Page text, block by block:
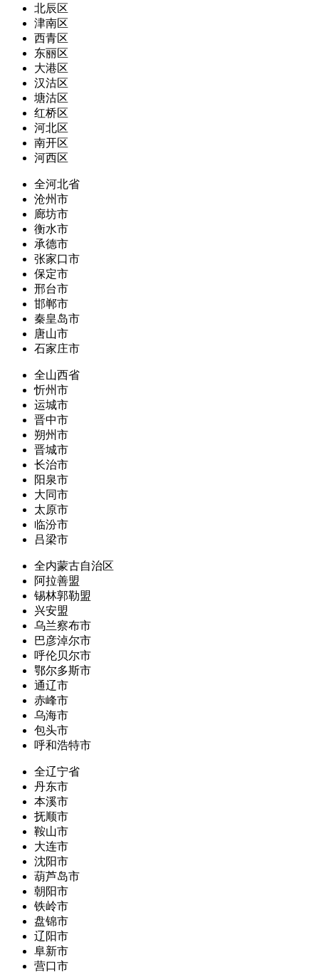
北辰区
津南区
西青区
东丽区
大港区
汉沽区
塘沽区
红桥区
河北区
南开区
河西区
全河北省
沧州市
廊坊市
衡水市
承德市
张家口市
保定市
邢台市
邯郸市
秦皇岛市
唐山市
石家庄市
全山西省
忻州市
运城市
晋中市
朔州市
晋城市
长治市
阳泉市
大同市
太原市
临汾市
吕梁市
全内蒙古自治区
阿拉善盟
锡林郭勒盟
兴安盟
乌兰察布市
巴彦淖尔市
呼伦贝尔市
鄂尔多斯市
通辽市
赤峰市
乌海市
包头市
呼和浩特市
全辽宁省
丹东市
本溪市
抚顺市
鞍山市
大连市
沈阳市
葫芦岛市
朝阳市
铁岭市
盘锦市
辽阳市
阜新市
营口市